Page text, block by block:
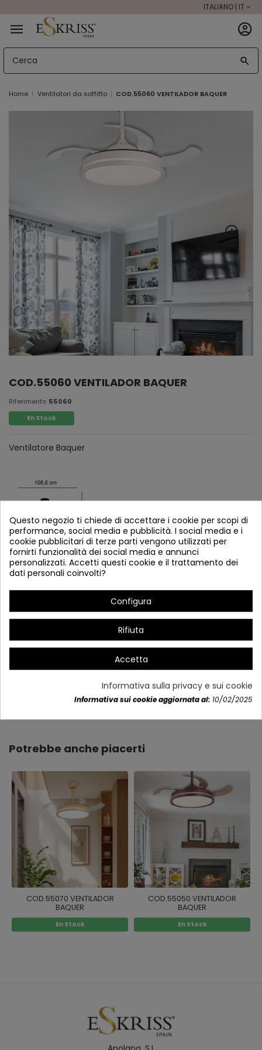
ITALIANO | IT
Home Ventilatori da soffitto COD.55060 VENTILADOR BAQUER
COD.55060 VENTILADOR BAQUER
Riferimento 55060
En Stock
Ventilatore Baquer
Dettagli del prodotto
Potrebbe anche piacerti
COD.55070 VENTILADOR
BAQUER
En Stock
COD.55050 VENTILADOR
BAQUER
En Stock
Questo negozio ti chiede di accettare i cookie per scopi di
performance, social media e pubblicità. I social media e i
cookie pubblicitari di terze parti vengono utilizzati per
fornirti funzionalità dei social media e annunci
personalizzati. Accetti questi cookie e il trattamento dei
dati personali coinvolti?
Configura
Rifiuta
Accetta
Informativa sulla privacy e sui cookie
Informativa sui cookie aggiornata al: 10/02/2025